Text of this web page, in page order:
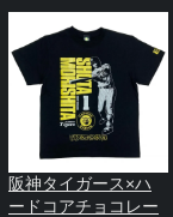
阪神タイガース×ハ
ードコアチョコレー